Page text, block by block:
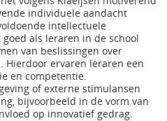
individuele aandacht
intellectuele
als leraren in de school
van beslissingen over
Hierdoor ervaren leraren een
en competentie.
of externe stimulansen
bijvoorbeeld in de vorm van
op innovatief gedrag.